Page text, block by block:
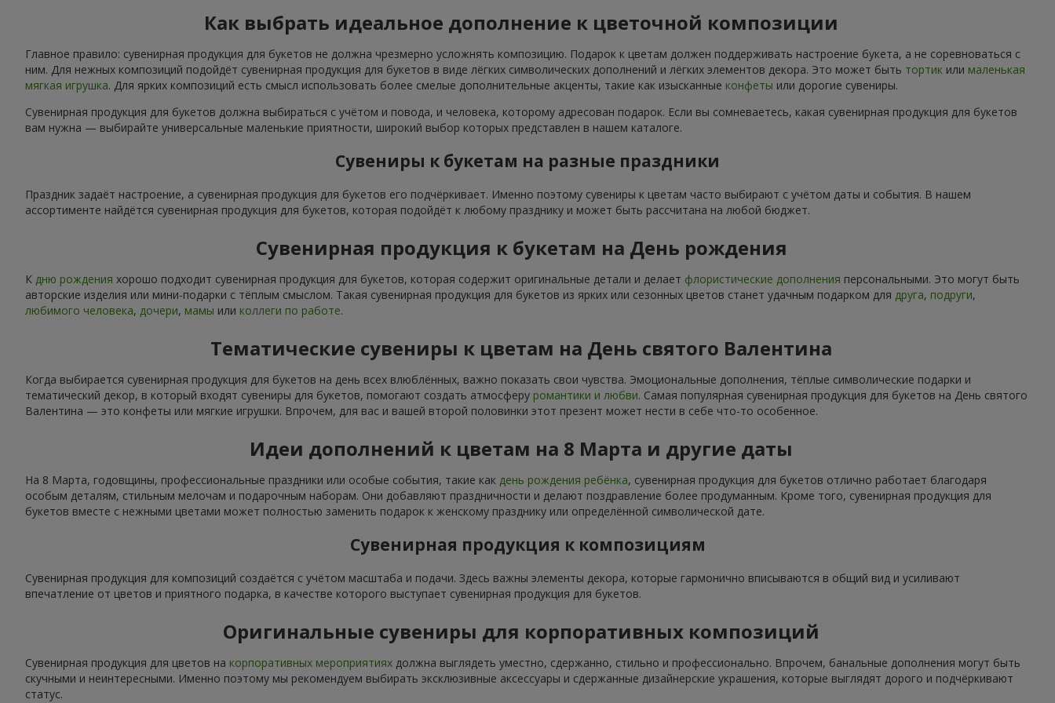
Как выбрать идеальное дополнение к цветочной композиции
Главное правило: сувенирная продукция для букетов не должна чрезмерно усложнять композицию. Подарок к цветам должен поддерживать настроение букета, а не соревноваться с
ним. Для нежных композиций подойдёт сувенирная продукция для букетов в виде лёгких символических дополнений и лёгких элементов декора. Это может быть тортик или маленькая
мягкая игрушка. Для ярких композиций есть смысл использовать более смелые дополнительные акценты, такие как изысканные конфеты или дорогие сувениры.
Сувенирная продукция для букетов должна выбираться с учётом и повода, и человека, которому адресован подарок. Если вы сомневаетесь, какая сувенирная продукция для букетов
вам нужна — выбирайте универсальные маленькие приятности, широкий выбор которых представлен в нашем каталоге.
Сувениры к букетам на разные праздники
Праздник задаёт настроение, а сувенирная продукция для букетов его подчёркивает. Именно поэтому сувениры к цветам часто выбирают с учётом даты и события. В нашем
ассортименте найдётся сувенирная продукция для букетов, которая подойдёт к любому празднику и может быть рассчитана на любой бюджет.
Сувенирная продукция к букетам на День рождения
К дню рождения хорошо подходит сувенирная продукция для букетов, которая содержит оригинальные детали и делает флористические дополнения персональными. Это могут быть
авторские изделия или мини-подарки с тёплым смыслом. Такая сувенирная продукция для букетов из ярких или сезонных цветов станет удачным подарком для друга, подруги,
любимого человека, дочери, мамы или коллеги по работе.
Тематические сувениры к цветам на День святого Валентина
Когда выбирается сувенирная продукция для букетов на день всех влюблённых, важно показать свои чувства. Эмоциональные дополнения, тёплые символические подарки и
тематический декор, в который входят сувениры для букетов, помогают создать атмосферу романтики и любви. Самая популярная сувенирная продукция для букетов на День святого
Валентина — это конфеты или мягкие игрушки. Впрочем, для вас и вашей второй половинки этот презент может нести в себе что-то особенное.
Идеи дополнений к цветам на 8 Марта и другие даты
На 8 Марта, годовщины, профессиональные праздники или особые события, такие как день рождения ребёнка, сувенирная продукция для букетов отлично работает благодаря
особым деталям, стильным мелочам и подарочным наборам. Они добавляют праздничности и делают поздравление более продуманным. Кроме того, сувенирная продукция для
букетов вместе с нежными цветами может полностью заменить подарок к женскому празднику или определённой символической дате.
Сувенирная продукция к композициям
Сувенирная продукция для композиций создаётся с учётом масштаба и подачи. Здесь важны элементы декора, которые гармонично вписываются в общий вид и усиливают
впечатление от цветов и приятного подарка, в качестве которого выступает сувенирная продукция для букетов.
Оригинальные сувениры для корпоративных композиций
Сувенирная продукция для цветов на корпоративных мероприятиях должна выглядеть уместно, сдержанно, стильно и профессионально. Впрочем, банальные дополнения могут быть
скучными и неинтересными. Именно поэтому мы рекомендуем выбирать эксклюзивные аксессуары и сдержанные дизайнерские украшения, которые выглядят дорого и подчёркивают
статус.